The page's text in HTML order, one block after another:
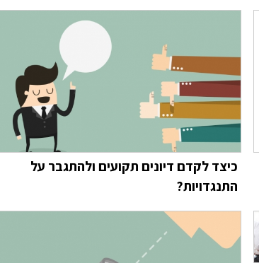
כיצד לקדם דיונים תקועים ולהתגבר על
התנגדויות?